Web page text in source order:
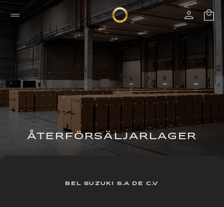
ÅTERFÖRSÄLJARLAGER
BEL SUZUKI S.A DE C.V